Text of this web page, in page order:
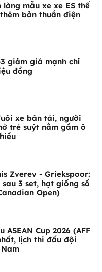
làng mẫu xe xe ES thế
bản thuần điện
3 giảm giá mạnh chỉ
đồng
xe bán tải, người
trẻ suýt nằm gầm ô
Zverev - Griekspoor:
3 set, hạt giống số
Open)
ASEAN Cup 2026 (AFF
lịch thi đấu đội